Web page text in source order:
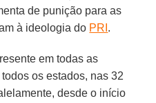
de punição para as
à ideologia do PRI .
em todas as
os estados, nas 32
desde o início